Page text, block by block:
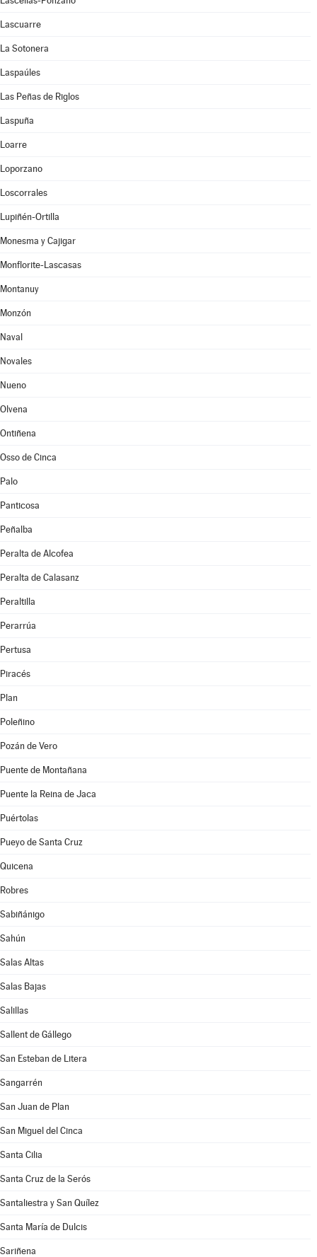
Lascuarre
La Sotonera
Laspaúles
Las Peñas de Riglos
Laspuña
Loarre
Loporzano
Loscorrales
Lupiñén-Ortilla
Monesma y Cajigar
Monflorite-Lascasas
Montanuy
Monzón
Naval
Novales
Nueno
Olvena
Ontiñena
Osso de Cinca
Palo
Panticosa
Peñalba
Peralta de Alcofea
Peralta de Calasanz
Peraltilla
Perarrúa
Pertusa
Piracés
Plan
Poleñino
Pozán de Vero
Puente de Montañana
Puente la Reina de Jaca
Puértolas
Pueyo de Santa Cruz
Quicena
Robres
Sabiñánigo
Sahún
Salas Altas
Salas Bajas
Salillas
Sallent de Gállego
San Esteban de Litera
Sangarrén
San Juan de Plan
San Miguel del Cinca
Santa Cilia
Santa Cruz de la Serós
Santaliestra y San Quílez
Santa María de Dulcis
Sariñena